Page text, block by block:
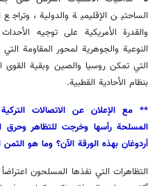
الساحتين الإقليمية والدولية،
والقدرة الأمريكية على توجيه
النوعية والجوهرية لمحور المقاومة
التي تمكن روسيا والصين وبقية
بنظام الأحادية القطبية.
** مع الإعلان عن الاتصالات
المسلحة رأسها وخرجت للتظاهر
أردوغان بهذه الورقة الآن؟ وما هو
التظاهرات التي نفذها المسلحون